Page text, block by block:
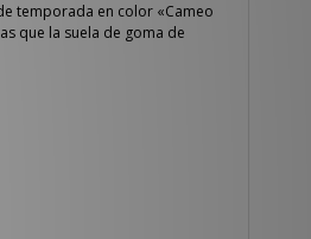
temporada en color «Cameo
que la suela de goma de